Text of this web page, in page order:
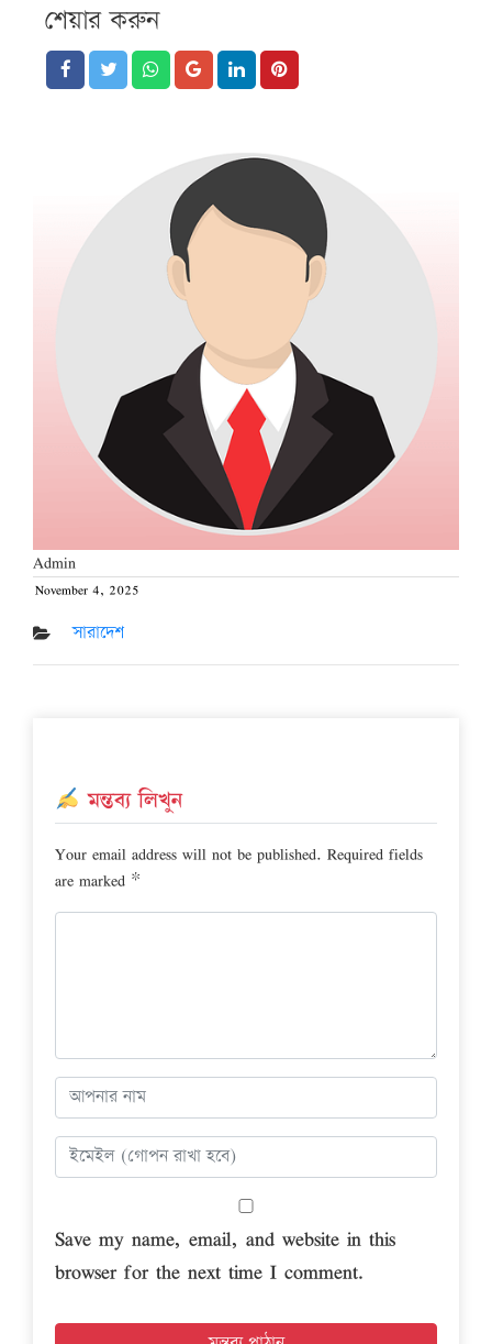
শেয়ার করুন
Admin
Posted
on
November 4, 2025
সারাদেশ
মন্তব্য লিখুন
Your email address will not be published. Required fields
are marked *
Save my name, email, and website in this
browser for the next time I comment.